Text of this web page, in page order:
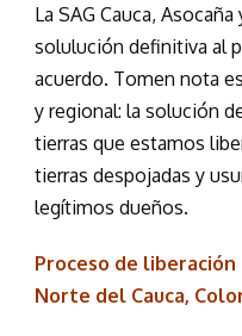
La SAG Cauca,
solulución definitiva al
acuerdo. Tomen nota
y regional: la solución
tierras que estamos
tierras despojadas y
legítimos dueños.
Proceso de
Norte del Cauca,